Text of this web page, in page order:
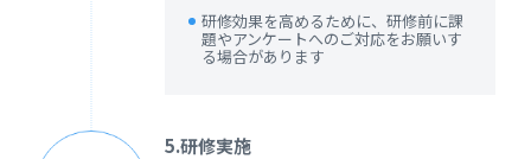
研修効果を高めるために、研修前に課
題やアンケートへのご対応をお願いす
る場合があります
5.研修実施